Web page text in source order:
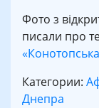
Фото з
писали про
Категории:
Днепра